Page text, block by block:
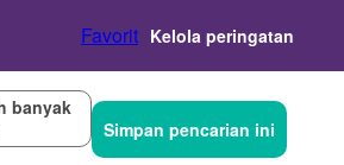
Favorit Kelola peringatan
banyak
Simpan pencarian ini